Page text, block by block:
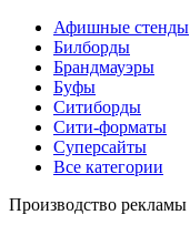
Афишные стенды
Билборды
Брандмауэры
Буфы
Ситиборды
Сити-форматы
Суперсайты
Все категории
Производство рекламы